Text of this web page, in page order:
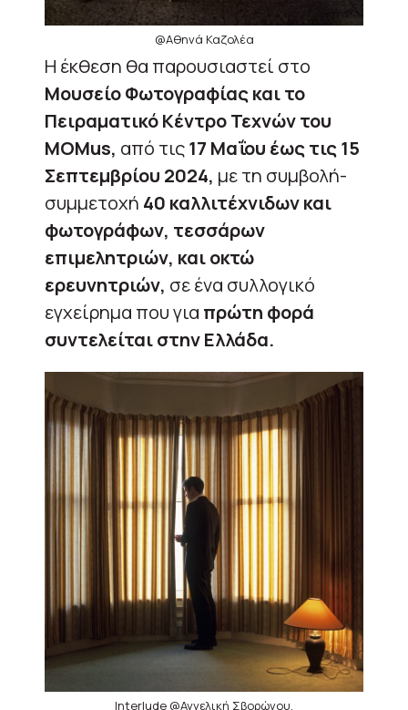
@Αθηνά Καζολέα
Η έκθεση θα παρουσιαστεί στο
Μουσείο Φωτογραφίας και το
Πειραματικό Κέντρο Τεχνών του
MOMus, από τις17 Μαΐου έως τις 15
Σεπτεμβρίου 2024, με τη συμβολή-
συμμετοχή 40 καλλιτέχνιδων και
φωτογράφων, τεσσάρων
επιμελητριών, και οκτώ
ερευνητριών, σε ένα συλλογικό
εγχείρημα που για πρώτη φορά
συντελείται στην Ελλάδα.
Ιnterlude @Αγγελική Σβορώνου,